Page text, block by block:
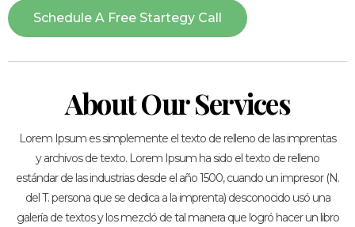
Schedule A Free Startegy Call
About Our Services
Lorem Ipsum es simplemente el texto de relleno de las imprentas
y archivos de texto. Lorem Ipsum ha sido el texto de relleno
estándar de las industrias desde el año 1500, cuando un impresor (N.
del T. persona que se dedica a la imprenta) desconocido usó una
galería de textos y los mezcló de tal manera que logró hacer un libro